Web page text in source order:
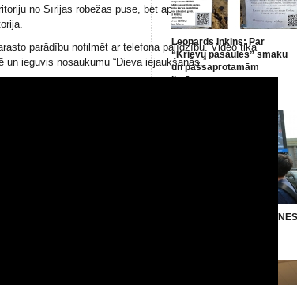
no Sīrijas robežas pusē, bet apstājās tieši pie
parādību nofilmēt ar telefona palīdzību. Video tika
ieguvis nosaukumu “Dieva iejaukšanās.”
Leonards Inkins: Par
“Krievu pasaules” smaku
un pašsaprotamām
lietām (0)
Kārlis Krēsliņš: NĀKOTNES